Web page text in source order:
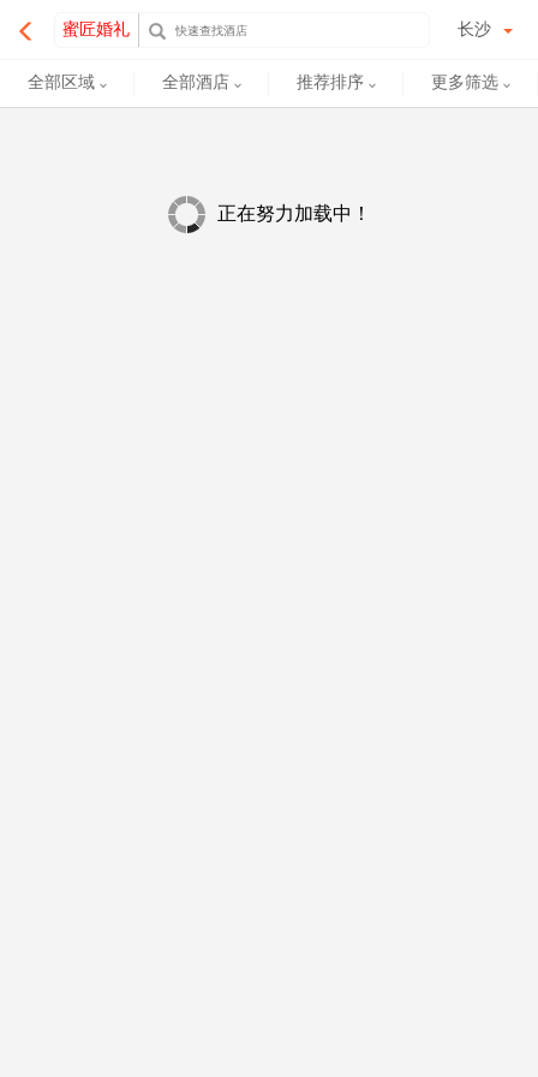
✕
蜜匠婚礼 长沙
全部区域 全部酒店 推荐排序 更多筛选
正在努力加载中！